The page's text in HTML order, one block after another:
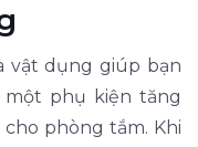
vật dụng giúp bạn
một phụ kiện tăng
phòng tắm. Khi